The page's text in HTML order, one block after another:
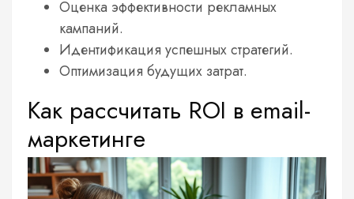
Оценка эффективности рекламных
кампаний.
Идентификация успешных стратегий.
Оптимизация будущих затрат.
Как рассчитать ROI в email-
маркетинге